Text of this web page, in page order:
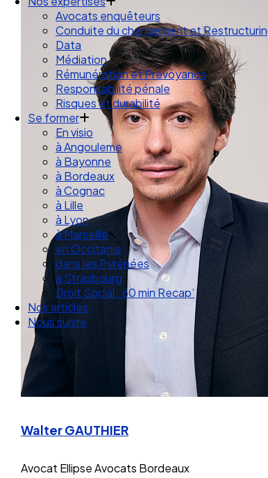
Nos expertises
Avocats enquêteurs
Conduite du changement et Restructuring
Data
Médiation
Rémunération et Prévoyance
Responsabilité pénale
Risques et durabilité
Se former
En visio
à Angouleme
à Bayonne
à Bordeaux
à Cognac
à Lille
à Lyon
à Marseille
en Occitanie
dans les Pyrénées
à Strasbourg
Droit Social : 60 min Recap’
Nos articles
Nous suivre
Walter GAUTHIER
Avocat Ellipse Avocats Bordeaux